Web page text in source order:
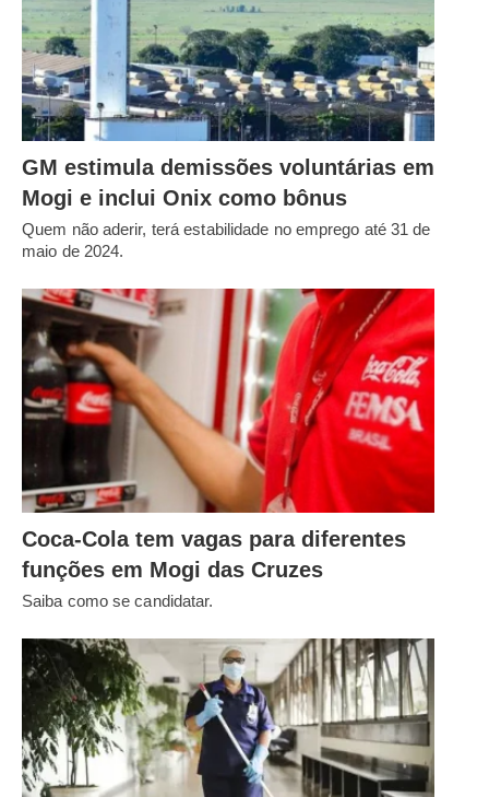
GM estimula demissões voluntárias em
Mogi e inclui Onix como bônus
Quem não aderir, terá estabilidade no emprego até 31 de
maio de 2024.
Coca-Cola tem vagas para diferentes
funções em Mogi das Cruzes
Saiba como se candidatar.